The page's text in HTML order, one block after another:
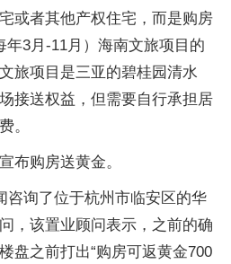
或者其他产权住宅，而是购房
年3月-11月）海南文旅项目的
旅项目是三亚的碧桂园清水
接送权益，但需要自行承担居
。
布购房送黄金。
咨询了位于杭州市临安区的华
，该置业顾问表示，之前的确
盘之前打出“购房可返黄金700